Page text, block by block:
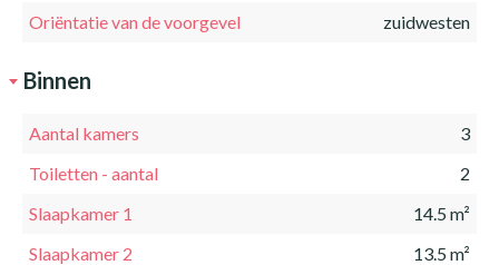
Oriëntatie van de voorgevel
zuidwesten
Binnen
Aantal kamers
3
Toiletten - aantal
2
Slaapkamer 1
14.5 m²
Slaapkamer 2
13.5 m²